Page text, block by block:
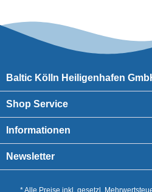
Baltic Kölln Heiligenhafen
Shop Service
Informationen
Newsletter